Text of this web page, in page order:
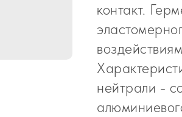
контакт.
нейтрали -